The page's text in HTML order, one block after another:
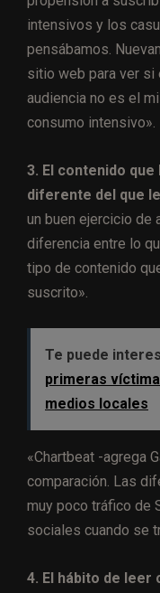
intensivos y los
pensábamos.
sitio web para ver si
audiencia no es el
consumo intensivo».
3. El contenido
diferente del que
un buen ejercicio de
diferencia entre lo
tipo de contenido
suscrito».
Te puede
primeras
medios locales
«Chartbeat -agrega
comparación. Las
muy poco tráfico de
sociales cuando se
4. El hábito de leer